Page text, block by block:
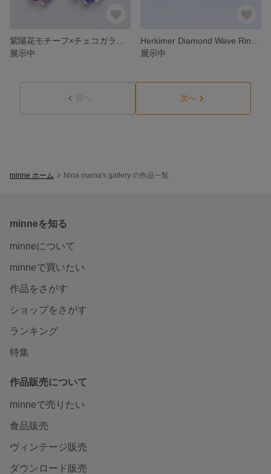
展示中
展示中
前へ 次へ
minne ホーム Nina mama's gallery の作品一覧
minneを知る
minneについて
minneで買いたい
作品をさがす
ショップをさがす
ランキング
特集
作品販売について
minneで売りたい
食品販売
ヴィンテージ販売
ダウンロード販売